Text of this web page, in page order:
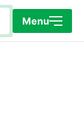
Sluiten
Menu